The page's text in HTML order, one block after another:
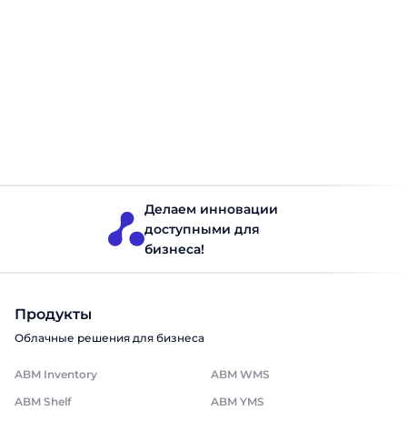
Делаем инновации
доступными для
бизнеса!
Продукты
Облачные решения для бизнеса
ABM Inventory
ABM WMS
ABM Shelf
ABM YMS